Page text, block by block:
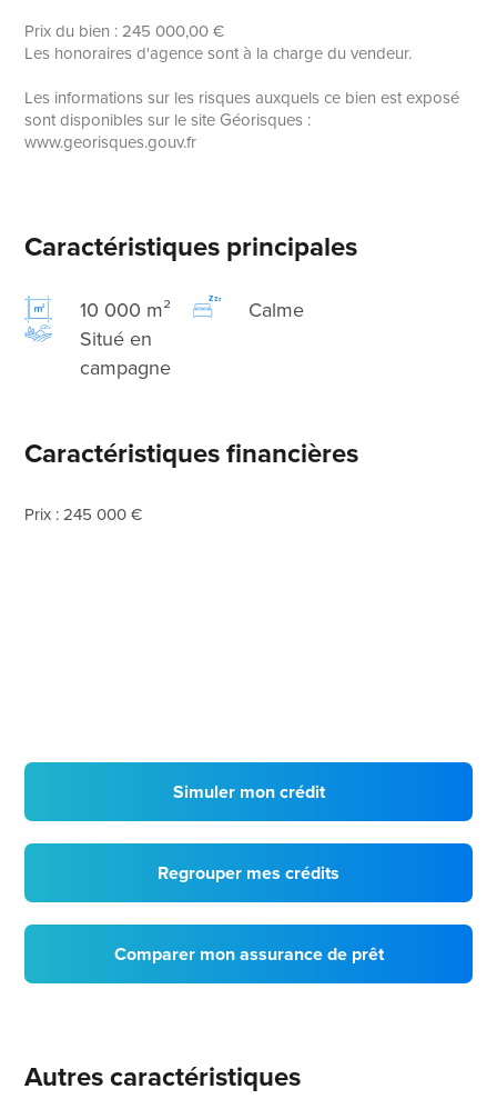
Prix du bien : 245 000,00 €
Les honoraires d'agence sont à la charge du vendeur.
Les informations sur les risques auxquels ce bien est exposé
sont disponibles sur le site Géorisques :
www.georisques.gouv.fr
Caractéristiques principales
10 000 m²
Calme
Situé en
campagne
Caractéristiques financières
Prix : 245 000 €
Simuler mon crédit
Regrouper mes crédits
Comparer mon assurance de prêt
Autres caractéristiques